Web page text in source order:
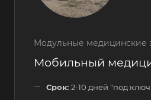
Модульные медицинские
Мобильный
Срок: 2-10 дней "под